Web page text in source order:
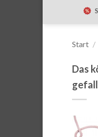
Start /
Das